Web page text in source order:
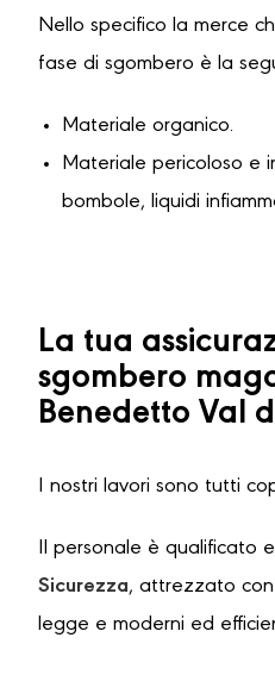
Nello specifico la merce
fase di sgombero è la
Materiale organico.
Materiale pericoloso e
bombole, liquidi
La tua
sgombero
Benedetto Val
I nostri lavori sono tutti
Il personale è qualificato
Sicurezza, attrezzato con
legge e moderni ed